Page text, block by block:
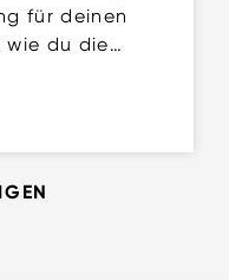
für deinen
wie du die